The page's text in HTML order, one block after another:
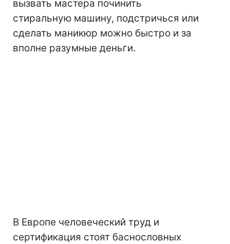
вызвать мастера починить
стиральную машину, подстричься или
сделать маникюр можно быстро и за
вполне разумные деньги.
В Европе человеческий труд и
сертификация стоят баснословных